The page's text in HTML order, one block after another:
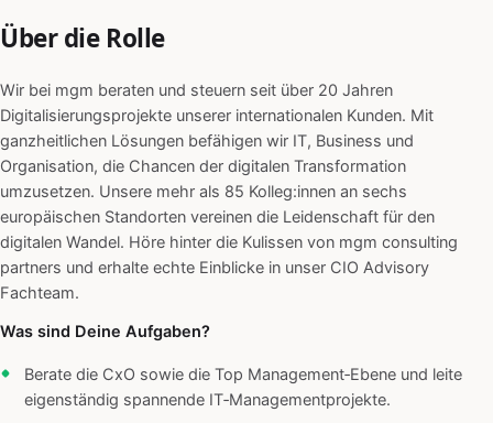
Über die Rolle
Wir bei mgm beraten und steuern seit über 20 Jahren
Digitalisierungsprojekte unserer internationalen Kunden. Mit
ganzheitlichen Lösungen befähigen wir IT, Business und
Organisation, die Chancen der digitalen Transformation
umzusetzen. Unsere mehr als 85 Kolleg:innen an sechs
europäischen Standorten vereinen die Leidenschaft für den
digitalen Wandel. Höre hinter die Kulissen von mgm consulting
partners und erhalte echte Einblicke in unser CIO Advisory
Fachteam.
Was sind Deine Aufgaben?
Berate die CxO sowie die Top Management‑Ebene und leite
eigenständig spannende IT‑Managementprojekte.